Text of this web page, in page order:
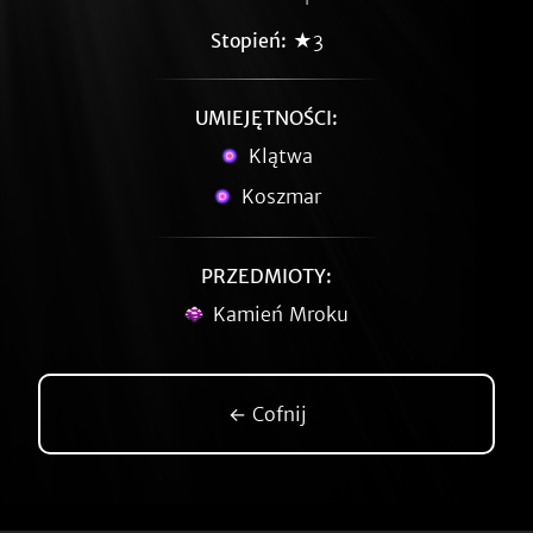
Stopień: ★3
UMIEJĘTNOŚCI:
Klątwa
Koszmar
PRZEDMIOTY:
Kamień Mroku
← Cofnij